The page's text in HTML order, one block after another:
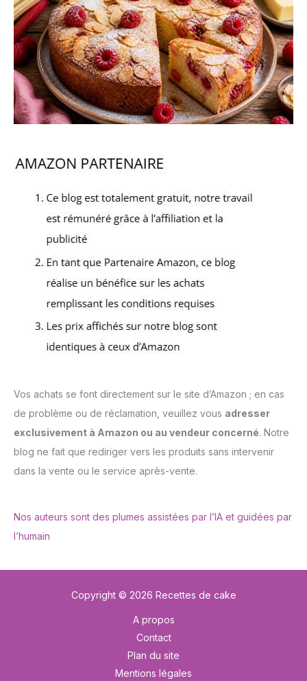
Vos achats se font directement sur le site d’Amazon ; en cas
de problème ou de réclamation, veuillez vous adresser
exclusivement à Amazon ou au vendeur concerné. Notre
blog ne fait que rediriger vers les produits sans intervenir
dans la vente ou le service après-vente.
Nos auteurs sont des plumes assistées par l’IA et guidées par
l’humain
Copyright © 2026 Recettes de cake
A propos
Contact
Plan du site
Mentions légales